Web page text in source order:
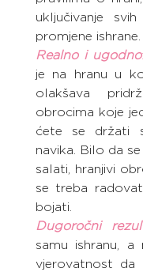
uključivanje
promjene ishrane.
Realno i ugodno:
je na hranu u
olakšava
obrocima koje
ćete se držati
navika. Bilo da
salati, hranjivi
se treba
bojati.
Dugoročni
samu ishranu,
vjerovatnost da